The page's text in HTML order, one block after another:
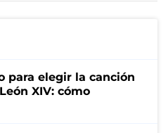
para elegir la canción
XIV: cómo